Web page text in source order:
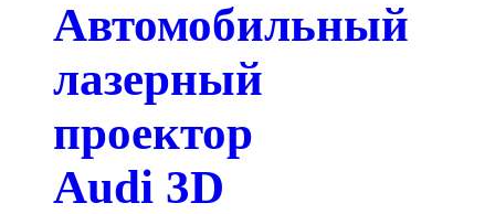
Автомобильный
лазерный
проектор
Audi 3D